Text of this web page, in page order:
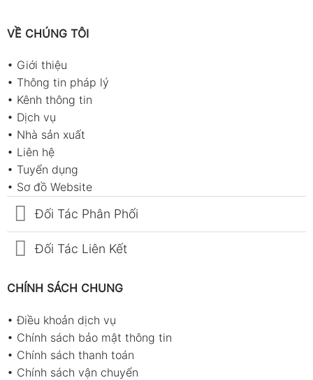
VỀ CHÚNG TÔI
• Giới thiệu
• Thông tin pháp lý
• Kênh thông tin
• Dịch vụ
• Nhà sản xuất
• Liên hệ
• Tuyển dụng
• Sơ đồ Website
Đối Tác Phân Phối
Đối Tác Liên Kết
CHÍNH SÁCH CHUNG
•Điều khoản dịch vụ
• Chính sách bảo mật thông tin
• Chính sách thanh toán
• Chính sách vận chuyển